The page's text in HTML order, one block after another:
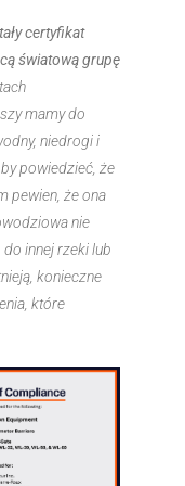
certyfikat
światową grupę
mamy do
niedrogi i
powiedzieć, że
pewien, że ona
nie
innej rzeki lub
konieczne
które